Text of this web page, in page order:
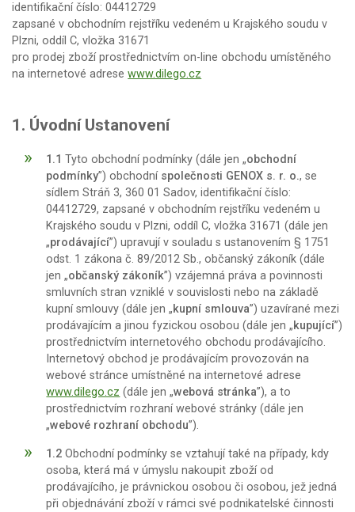
identifikační číslo: 04412729
zapsané v obchodním rejstříku vedeném u Krajského soudu v
Plzni, oddíl C, vložka 31671
pro prodej zboží prostřednictvím on-line obchodu umístěného
na internetové adresewww.dilego.cz
1. Úvodní Ustanovení
1.1 Tyto obchodní podmínky (dále jen „obchodní
podmínky”) obchodní společnosti GENOX s. r. o., se
sídlem Stráň 3, 360 01 Sadov, identifikační číslo:
04412729, zapsané v obchodním rejstříku vedeném u
Krajského soudu v Plzni, oddíl C, vložka 31671 (dále jen
„prodávající”) upravují v souladu s ustanovením § 1751
odst. 1 zákona č. 89/2012 Sb., občanský zákoník (dále
jen „občanský zákoník”) vzájemná práva a povinnosti
smluvních stran vzniklé v souvislosti nebo na základě
kupní smlouvy (dále jen „kupní smlouva”) uzavírané mezi
prodávajícím a jinou fyzickou osobou (dále jen „kupující”)
prostřednictvím internetového obchodu prodávajícího.
Internetový obchod je prodávajícím provozován na
webové stránce umístněné na internetové adrese
www.dilego.cz (dále jen „webová stránka”), a to
prostřednictvím rozhraní webové stránky (dále jen
„webové rozhraní obchodu”).
1.2 Obchodní podmínky se vztahují také na případy, kdy
osoba, která má v úmyslu nakoupit zboží od
prodávajícího, je právnickou osobou či osobou, jež jedná
při objednávání zboží v rámci své podnikatelské činnosti